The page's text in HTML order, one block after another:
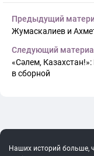
Предыдущий
Жумаскалиев и
Следующий
«Сәлем,
в сборной
Наших историй больше,